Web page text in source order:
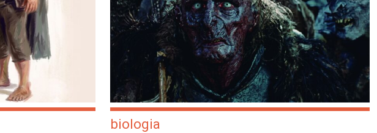
biologia